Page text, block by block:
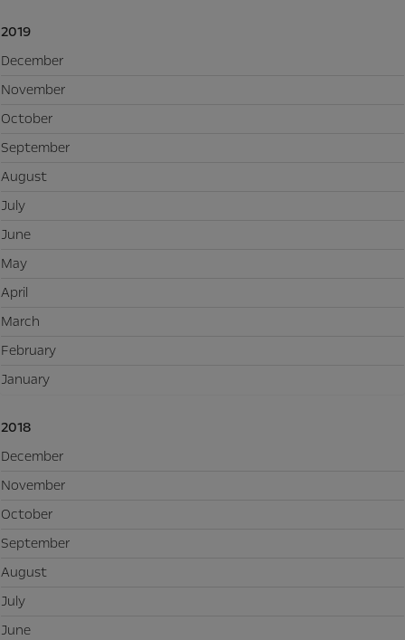
2019
December
November
October
September
August
July
June
May
April
March
February
January
2018
December
November
October
September
August
July
June